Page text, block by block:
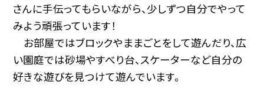
さんに手伝ってもらいながら、少しずつ自分でやって
みよう頑張っています！
お部屋ではブロックやままごとをして遊んだり、広
い園庭では砂場やすべり台、スケーターなど自分の
好きな遊びを見つけて遊んでいます。